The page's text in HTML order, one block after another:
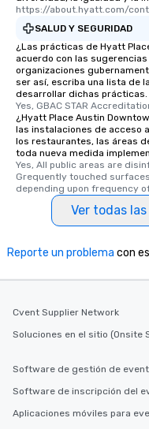
https://about.hyatt.com/
SALUD Y SEGURIDAD
¿Las prácticas de Hyatt
acuerdo con las
organizaciones
ser así, escriba una lista de
desarrollar dichas prácticas.
Yes, GBAC STAR
¿Hyatt Place Austin
las instalaciones de acceso
los restaurantes, las áreas
toda nueva medida
Yes, All public areas are
Grequently touched
depending upon frequency
Ver todas
Reporte un problema con
Cvent Supplier Network
Soluciones en el sitio (Onsite
Software de gestión de
Software de inscripción del
Aplicaciones móviles para